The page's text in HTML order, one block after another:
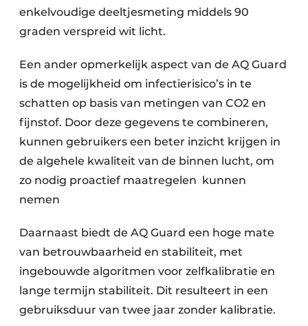
enkelvoudige deeltjesmeting middels 90
graden verspreid wit licht.
Een ander opmerkelijk aspect van de AQ Guard
is de mogelijkheid om infectierisico’s in te
schatten op basis van metingen van CO2 en
fijnstof. Door deze gegevens te combineren,
kunnen gebruikers een beter inzicht krijgen in
de algehele kwaliteit van de binnen lucht, om
zo nodig proactief maatregelen kunnen
nemen
Daarnaast biedt de AQ Guard een hoge mate
van betrouwbaarheid en stabiliteit, met
ingebouwde algoritmen voor zelfkalibratie en
lange termijn stabiliteit. Dit resulteert in een
gebruiksduur van twee jaar zonder kalibratie.